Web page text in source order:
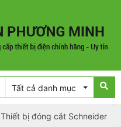
Tất cả danh mục
Thiết bị đóng cắt Schneider